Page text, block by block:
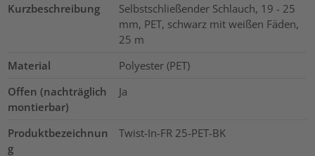
Kurzbeschreibung
Selbstschließender Schlauch, 19 - 25
mm, PET, schwarz mit weißen Fäden,
25 m
Material
Polyester (PET)
Offen (nachträglich
montierbar)
Ja
Produktbezeichnun
g
Twist-In-FR 25-PET-BK